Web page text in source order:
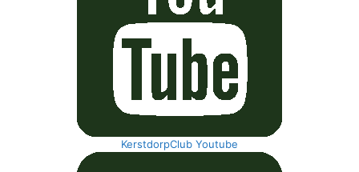
KerstdorpClub Youtube